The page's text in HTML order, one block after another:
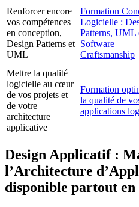
Renforcer encore
vos compétences
en conception,
Design Patterns et
UML
Formation
Logicielle :
Patterns, UML
Software
Craftsmanship
Mettre la qualité
logicielle au cœur
de vos projets et
de votre
architecture
applicative
Formation
la qualité de
applications
Design Applicatif :
l’Architecture
disponible partout en